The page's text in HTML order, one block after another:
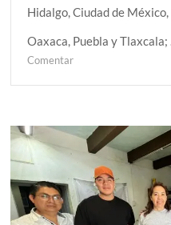
Hidalgo, Ciudad de
Oaxaca, Puebla y Tlaxcala;
Comentaren
fuertes
zona
centro-
oriente